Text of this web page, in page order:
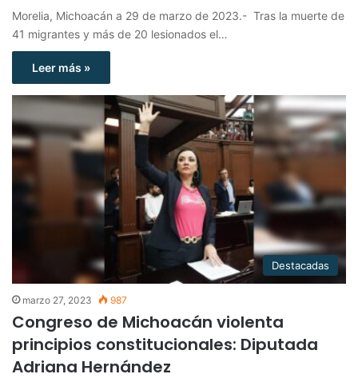
Morelia, Michoacán a 29 de marzo de 2023.- Tras la muerte de
41 migrantes y más de 20 lesionados el…
Leer más »
Destacadas
marzo 27, 2023 987
Congreso de Michoacán violenta
principios constitucionales: Diputada
Adriana Hernández